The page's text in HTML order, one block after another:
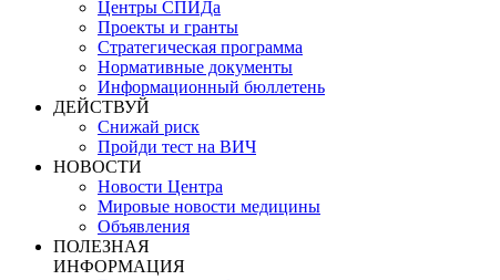
Центры СПИДа
Проекты и гранты
Стратегическая программа
Нормативные документы
Информационный бюллетень
ДЕЙСТВУЙ
Снижай риск
Пройди тест на ВИЧ
НОВОСТИ
Новости Центра
Мировые новости медицины
Объявления
ПОЛЕЗНАЯ
ИНФОРМАЦИЯ